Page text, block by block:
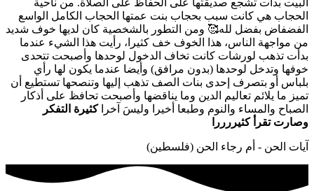
الحجاب هي كانت سبب بحجاب بنت عمتها الحجاب الكامل الواسع
الفضفاض بفضل لله🥰 ومن التطور بالشخصية كان لديها خوف شديد
من مواجهة الناس، هذا الخوف خف كثيرا، رأيت هذا الشيء عندما
بدأت تذهب لورشات كانت تخاف الدخول لوحدها وأصبحت تتحدى
خوفها وتدخل لوحدها (بدون مرافق) وأيضا عندما يكون لها رأي
بلباس أو بتصرف إحدى بنات الصف تذهب إليها وتنصحها تستطيع أن
تميز ما يلائم تعاليم الدين وما يناقضها وأصبحت تحافظ على أذكار
الصباح والمساء والنوم وطبعا أخيرا وليسَ آخرا
كثيرة التفكر
وصارت تقرأ كثيررررا
آيات الحن - أم رجاء الحن (فلسطين)